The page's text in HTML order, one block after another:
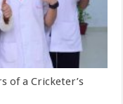
of a Cricketer’s